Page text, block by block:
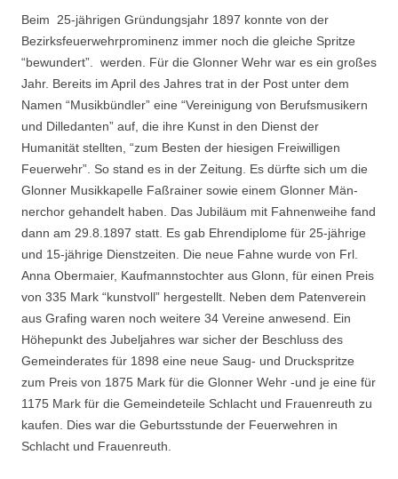
Beim 25-jährigen Gründungsjahr 1897 konnte von der
Bezirksfeuerwehrprominenz immer noch die gleiche Spritze
“bewundert”. werden. Für die Glonner Wehr war es ein großes
Jahr. Bereits im April des Jahres trat in der Post unter dem
Namen “Musikbündler” eine “Vereinigung von Berufsmusikern
und Dilledanten” auf, die ihre Kunst in den Dienst der
Humanität stellten, “zum Besten der hiesigen Freiwilligen
Feuerwehr”. So stand es in der Zeitung. Es dürfte sich um die
Glonner Musikkapelle Faßrainer sowie einem Glonner Män­
nerchor gehandelt haben. Das Jubiläum mit Fahnenweihe fand
dann am 29.8.1897 statt. Es gab Ehrendiplome für 25-jährige
und 15-jährige Dienstzeiten. Die neue Fahne wurde von Frl.
Anna Obermaier, Kaufmannstochter aus Glonn, für einen Preis
von 335 Mark “kunst­voll” hergestellt. Neben dem Patenverein
aus Grafing waren noch weitere 34 Vereine anwe­send. Ein
Höhepunkt des Jubeljahres war sicher der Beschluss des
Gemeinderates für 1898 eine neue Saug- und Druckspritze
zum Preis von 1875 Mark für die Glonner Wehr -und je eine für
1175 Mark für die Gemeindeteile Schlacht und Frauenreuth zu
kaufen. Dies war die Geburtsstunde der Feuerwehren in
Schlacht und Frauenreuth.